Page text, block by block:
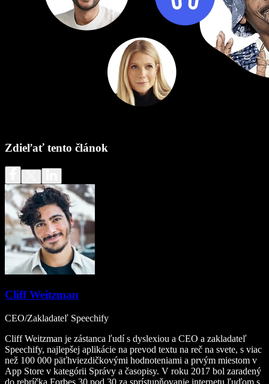
Zdieľať tento článok
Cliff Weitzman
CEO/Zakladateľ Speechify
Cliff Weitzman je zástanca ľudí s dyslexiou a CEO a zakladateľ
Speechify, najlepšej aplikácie na prevod textu na reč na svete, s viac
než 100 000 päťhviezdičkovými hodnoteniami a prvým miestom v
App Store v kategórii Správy a časopisy. V roku 2017 bol zaradený
do rebríčka Forbes 30 pod 30 za sprístupňovanie internetu ľuďom s